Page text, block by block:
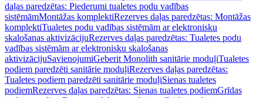
daļas paredzētas: Piederumi tualetes podu vadības
sistēmāmMontāžas komplektiRezerves daļas paredzētas: Montāžas
komplektiTualetes podu vadības sistēmām ar elektronisku
skalošanas aktivizācijuRezerves daļas paredzētas: Tualetes podu
vadības sistēmām ar elektronisku skalošanas
aktivizācijuSavienojumiGeberit Monolith sanitārie moduļiTualetes
podiem paredzēti sanitārie moduļiRezerves daļas paredzētas:
Tualetes podiem paredzēti sanitārie moduļiSienas tualetes
podiemRezerves daļas paredzētas: Sienas tualetes podiemGrīdas